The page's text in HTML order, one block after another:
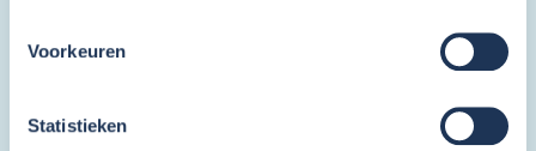
Voorkeuren
Statistieken